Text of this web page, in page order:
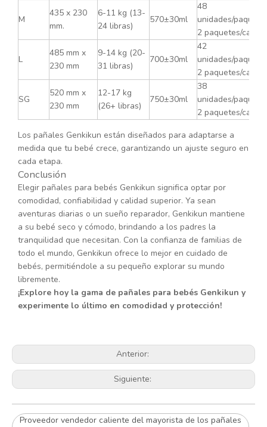
M
435 x 230
mm.
6-11 kg (13-
24 libras)
570±30ml
48
unidades/paquete,
2 paquetes/caja
L
485 mm x
230 mm
9-14 kg (20-
31 libras)
700±30ml
42
unidades/paquete,
2 paquetes/caja
SG
520 mm x
230 mm
12-17 kg
(26+ libras)
750±30ml
38
unidades/paquete,
2 paquetes/caja
Los pañales Genkikun están diseñados para adaptarse a
medida que tu bebé crece, garantizando un ajuste seguro en
cada etapa.
Conclusión
Elegir pañales para bebés Genkikun significa optar por
comodidad, confiabilidad y calidad superior. Ya sean
aventuras diarias o un sueño reparador, Genkikun mantiene
a su bebé seco y cómodo, brindando a los padres la
tranquilidad que necesitan. Con la confianza de familias de
todo el mundo, Genkikun ofrece lo mejor en cuidado de
bebés, permitiéndole a su pequeño explorar su mundo
libremente.
¡Explore hoy la gama de pañales para bebés Genkikun y
experimente lo último en comodidad y protección!
Anterior:
Siguiente:
Proveedor vendedor caliente del mayorista de los pañales